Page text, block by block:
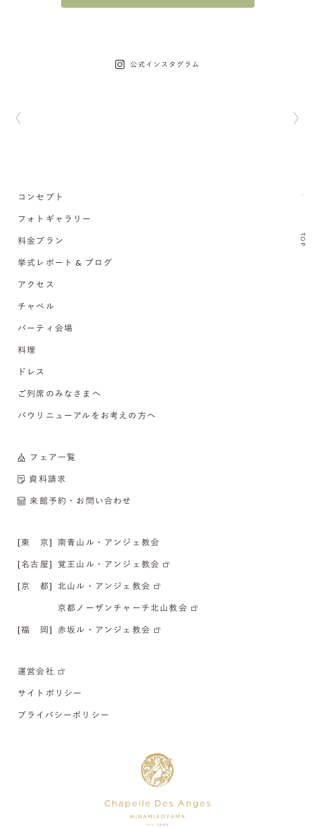
公式インスタグラム
TOP
コンセプト
フォトギャラリー
料金プラン
挙式レポート & ブログ
アクセス
チャペル
パーティ会場
料理
ドレス
ご列席のみなさまへ
バウリニューアルをお考えの方へ
フェア一覧
資料請求
来館予約・お問い合わせ
[東 京] 南青山ル・アンジェ教会
[名古屋] 覚王山ル・アンジェ教会
[京 都] 北山ル・アンジェ教会
京都ノーザンチャーチ北山教会
[福 岡] 赤坂ル・アンジェ教会
運営会社
サイトポリシー
プライバシーポリシー